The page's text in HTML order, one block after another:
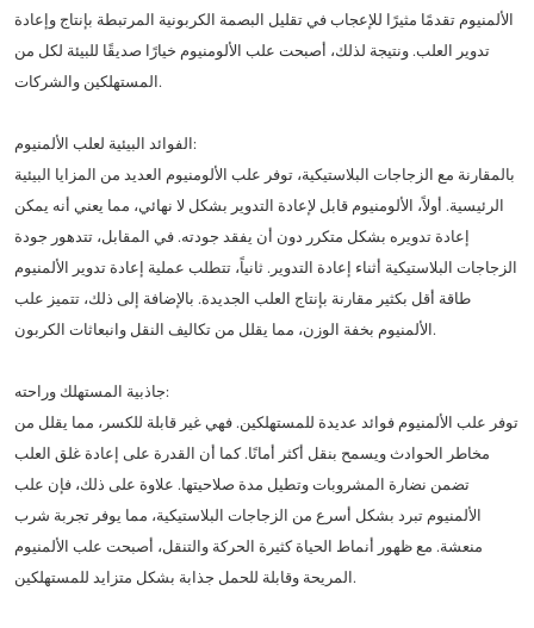
الألمنيوم تقدمًا مثيرًا للإعجاب في تقليل البصمة الكربونية المرتبطة بإنتاج وإعادة
تدوير العلب. ونتيجة لذلك، أصبحت علب الألومنيوم خيارًا صديقًا للبيئة لكل من
المستهلكين والشركات.
الفوائد البيئية لعلب الألمنيوم:
بالمقارنة مع الزجاجات البلاستيكية، توفر علب الألومنيوم العديد من المزايا البيئية
الرئيسية. أولاً، الألومنيوم قابل لإعادة التدوير بشكل لا نهائي، مما يعني أنه يمكن
إعادة تدويره بشكل متكرر دون أن يفقد جودته. في المقابل، تتدهور جودة
الزجاجات البلاستيكية أثناء إعادة التدوير. ثانياً، تتطلب عملية إعادة تدوير الألمنيوم
طاقة أقل بكثير مقارنة بإنتاج العلب الجديدة. بالإضافة إلى ذلك، تتميز علب
الألمنيوم بخفة الوزن، مما يقلل من تكاليف النقل وانبعاثات الكربون.
جاذبية المستهلك وراحته:
توفر علب الألمنيوم فوائد عديدة للمستهلكين. فهي غير قابلة للكسر، مما يقلل من
مخاطر الحوادث ويسمح بنقل أكثر أمانًا. كما أن القدرة على إعادة غلق العلب
تضمن نضارة المشروبات وتطيل مدة صلاحيتها. علاوة على ذلك، فإن علب
الألمنيوم تبرد بشكل أسرع من الزجاجات البلاستيكية، مما يوفر تجربة شرب
منعشة. مع ظهور أنماط الحياة كثيرة الحركة والتنقل، أصبحت علب الألمنيوم
المريحة وقابلة للحمل جذابة بشكل متزايد للمستهلكين.